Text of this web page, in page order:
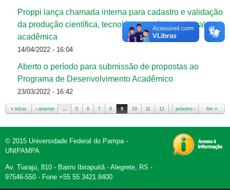
Proppi lança chamada interna para cadastro e validação
da produção científica, tecnológica, artístico-cultural e
acadêmica
14/04/2022 - 16:04
Aberto o período para submissão de propostas ao
Programa de Desenvolvimento Acadêmico
23/03/2022 - 16:42
« início ‹ anterior … 5 6 7 8 9 10 11 12 13 …
próximo › fim »
© 2015 Universidade Federal do Pampa -
UNIPAMPA
Av. Tiarajú, 810 - Bairro Ibirapuitã - Alegrete, RS -
97546-550 - Fone +55 55 3421 8400